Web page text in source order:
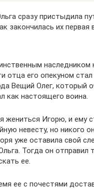
сразу пристыдила
закончилась их первая
наследником
отца его опекуном стал
Вещий Олег, который
как настоящего воина.
жениться Игорю, и ему
невесту, но никого
уже оставила свой
Тогда он отправил
ее.
ее с почестями